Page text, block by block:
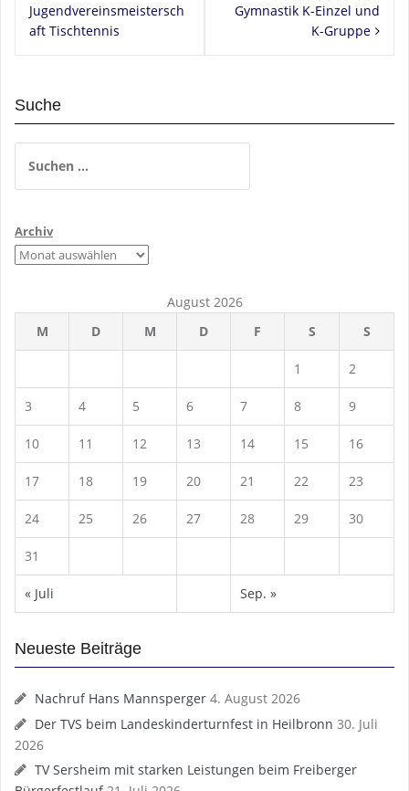
Jugendvereinsmeistersch
aft Tischtennis
Gymnastik K-Einzel und
K-Gruppe
Suche
nach:
Archiv
August 2026
M
D M D F S S
1 2
3 4 5 6 7 8 9
10 11 12 13 14 15 16
17 18 19 20 21 22 23
24 25 26 27 28 29 30
31
« Juli Sep. »
Neueste Beiträge
Nachruf Hans Mannsperger 4. August 2026
Der TVS beim Landeskinderturnfest in Heilbronn 30. Juli
2026
TV Sersheim mit starken Leistungen beim Freiberger